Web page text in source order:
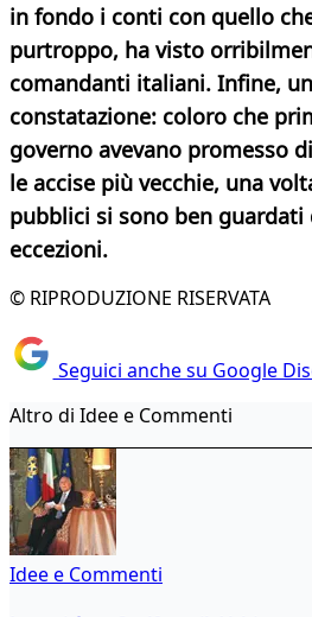
in fondo i conti con quello
purtroppo, ha visto
comandanti italiani. Infine,
constatazione: coloro che
governo avevano promesso
le accise più vecchie, una
pubblici si sono ben guardati
eccezioni.
© RIPRODUZIONE RISERVATA
Seguici anche su Google
Altro di Idee e Commenti
Idee e Commenti